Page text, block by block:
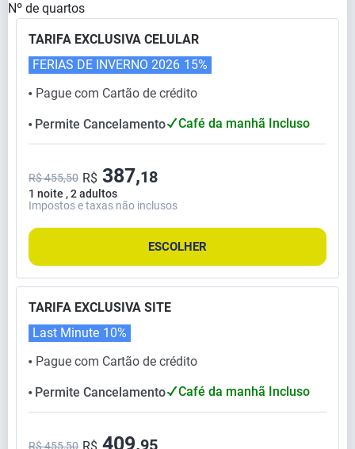
Nº de quartos
TARIFA EXCLUSIVA CELULAR
⬤ Pague com Cartão de crédito
FERIAS DE INVERNO 2026 15%
⬤ Permite Cancelamento Café da manhã Incluso
1 noite , 2 adultos
R$ 455,50 R$ 387,18
Impostos e taxas não inclusos
ESCOLHER
TARIFA EXCLUSIVA SITE
⬤ Pague com Cartão de crédito
Last Minute 10%
⬤ Permite Cancelamento Café da manhã Incluso
R$ 455,50 R$ 409,95